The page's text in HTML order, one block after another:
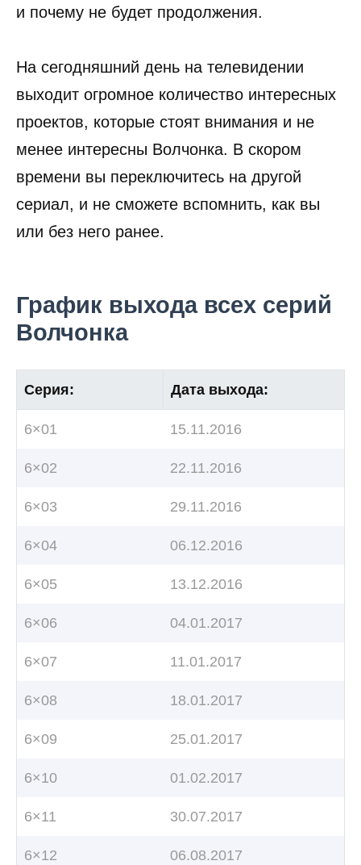
и почему не будет продолжения.
На сегодняшний день на телевидении
выходит огромное количество интересных
проектов, которые стоят внимания и не
менее интересны Волчонка. В скором
времени вы переключитесь на другой
сериал, и не сможете вспомнить, как вы
или без него ранее.
График выхода всех серий
Волчонка
Серия: Дата выхода:
6×01 15.11.2016
6×02 22.11.2016
6×03 29.11.2016
6×04 06.12.2016
6×05 13.12.2016
6×06 04.01.2017
6×07 11.01.2017
6×08 18.01.2017
6×09 25.01.2017
6×10 01.02.2017
6×11 30.07.2017
6×12 06.08.2017